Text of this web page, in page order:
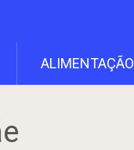
ALIMENTAÇÃO